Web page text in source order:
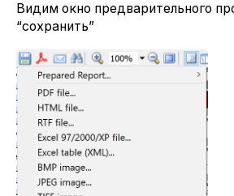
Видим окно предварительного
“сохранить”